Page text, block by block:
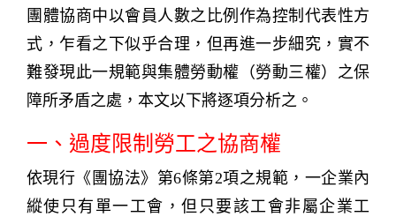
團體協商中以會員人數之比例作為控制代表性方
式，乍看之下似乎合理，但再進一步細究，實不
難發現此一規範與集體勞動權（勞動三權）之保
障所矛盾之處，本文以下將逐項分析之。
一、過度限制勞工之協商權
依現行《團協法》第6條第2項之規範，一企業內
縱使只有單一工會，但只要該工會非屬企業工